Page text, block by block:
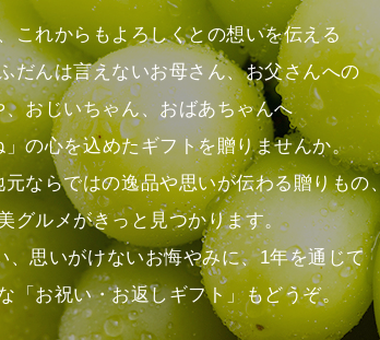
これからもよろしくとの想いを伝える
だんは言えないお母さん、お父さんへの
、おじいちゃん、おばあちゃんへ
」の心を込めたギフトを贈りませんか。
ならではの逸品や思いが伝わる贈りもの、
グルメがきっと見つかります。
、思いがけないお悔やみに、1年を通じて
「お祝い・お返しギフト」もどうぞ。